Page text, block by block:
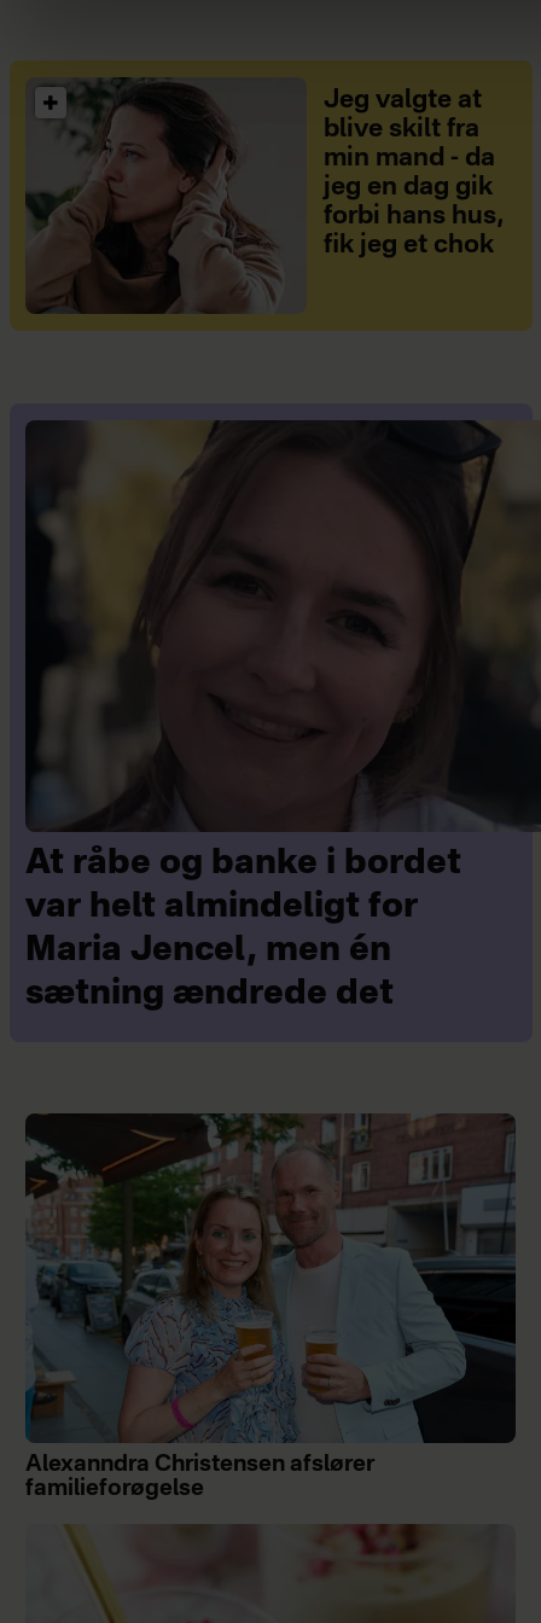
Jeg valgte at
blive skilt fra
min mand - da
jeg en dag gik
forbi hans hus,
fik jeg et chok
At råbe og banke i bordet
var helt almindeligt for
Maria Jencel, men én
sætning ændrede det
Alexanndra Christensen afslører
familieforøgelse